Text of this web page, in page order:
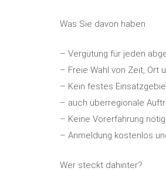
Was Sie davon haben
– Vergütung für jeden
– Freie Wahl von Zeit, Ort
– Kein festes
– auch überregionale
– Keine Vorerfahrung nötig
– Anmeldung kostenlos
Wer steckt dahinter?